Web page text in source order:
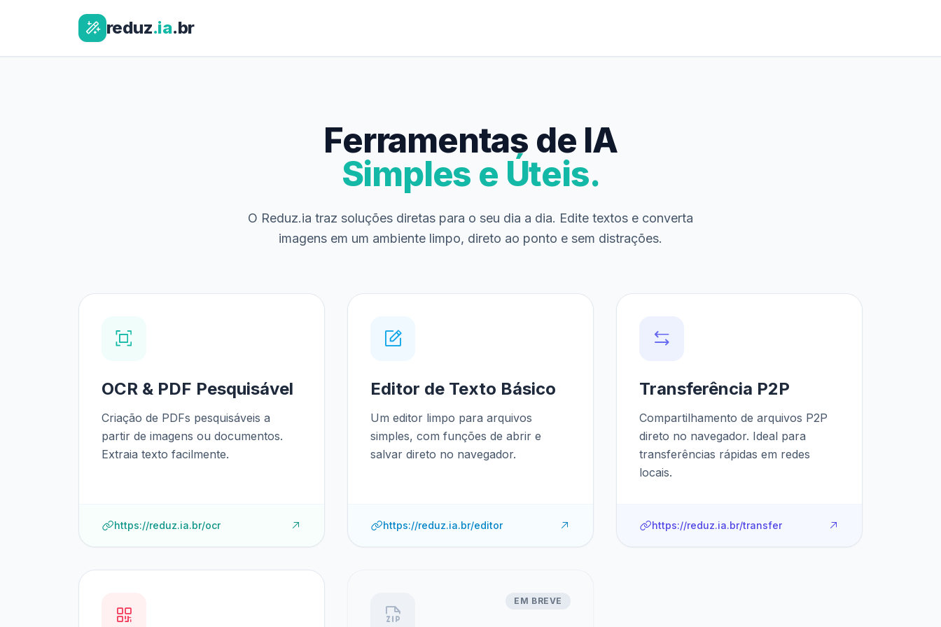
reduz.ia.br
Ferramentas de IA
Simples e Úteis.
O Reduz.ia traz soluções diretas para o seu dia a dia. Edite textos e converta
imagens em um ambiente limpo, direto ao ponto e sem distrações.
OCR & PDF Pesquisável
Criação de PDFs pesquisáveis a
partir de imagens ou documentos.
Extraia texto facilmente.
https://reduz.ia.br/ocr
Editor de Texto Básico
Um editor limpo para arquivos
simples, com funções de abrir e
salvar direto no navegador.
https://reduz.ia.br/editor
Transferência P2P
Compartilhamento de arquivos P2P
direto no navegador. Ideal para
transferências rápidas em redes
locais.
https://reduz.ia.br/transfer
EM BREVE